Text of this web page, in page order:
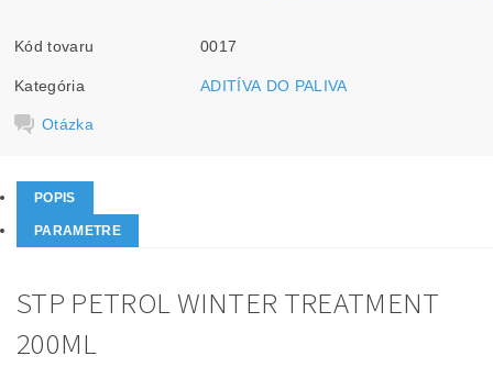
Kód tovaru 0017
Kategória ADITÍVA DO PALIVA
Otázka
POPIS
PARAMETRE
STP PETROL WINTER TREATMENT
200ML